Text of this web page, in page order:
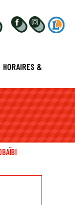
HORAIRES &